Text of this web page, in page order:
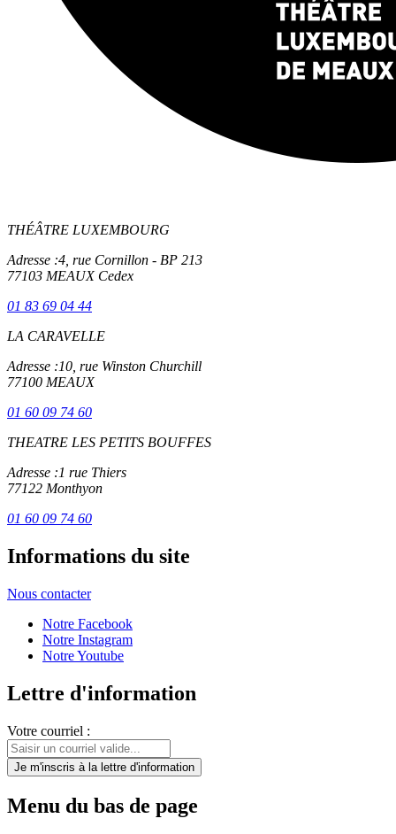
THÉÂTRE LUXEMBOURG
Adresse :4, rue Cornillon - BP 213
77103 MEAUX Cedex
01 83 69 04 44
LA CARAVELLE
Adresse :10, rue Winston Churchill
77100 MEAUX
01 60 09 74 60
THEATRE LES PETITS BOUFFES
Adresse :1 rue Thiers
77122 Monthyon
01 60 09 74 60
Informations du site
Nous contacter
Notre Facebook
Notre Instagram
Notre Youtube
Lettre d'information
Votre courriel :
Je m'inscris à la lettre d'information
Menu du bas de page